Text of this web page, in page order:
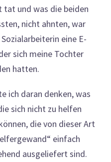
und was die beiden
nicht ahnten, war
eine E-
sich meine Tochter
hatten.
ich daran denken, was
sich nicht zu helfen
die von dieser Art
einfach
ausgeliefert sind.